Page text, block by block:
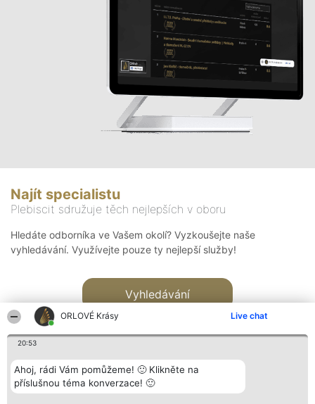
ORLOVÉ Krásy Live chat
20:53
Ahoj, rádi Vám pomůžeme! 🙂 Klikněte na
příslušnou téma konverzace! 🙂
Najít specialistu
Plebiscit sdružuje těch nejlepších v oboru
Hledáte odborníka ve Vašem okolí? Vyzkoušejte naše
vyhledávání. Využívejte pouze ty nejlepší služby!
Vyhledávání